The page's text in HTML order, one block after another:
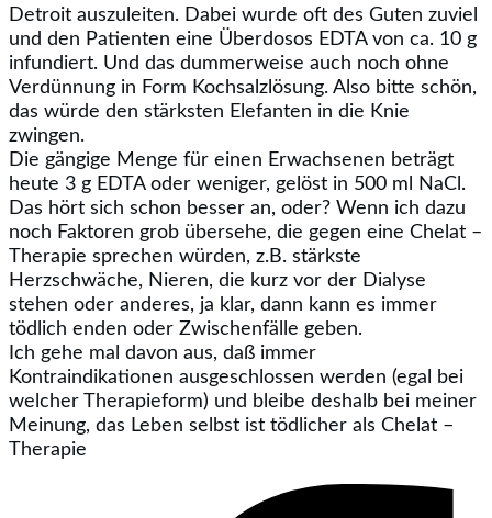
Detroit auszuleiten. Dabei wurde oft des Guten zuviel
und den Patienten eine Überdosos EDTA von ca. 10 g
infundiert. Und das dummerweise auch noch ohne
Verdünnung in Form Kochsalzlösung. Also bitte schön,
das würde den stärksten Elefanten in die Knie
zwingen.
Die gängige Menge für einen Erwachsenen beträgt
heute 3 g EDTA oder weniger, gelöst in 500 ml NaCl.
Das hört sich schon besser an, oder? Wenn ich dazu
noch Faktoren grob übersehe, die gegen eine Chelat –
Therapie sprechen würden, z.B. stärkste
Herzschwäche, Nieren, die kurz vor der Dialyse
stehen oder anderes, ja klar, dann kann es immer
tödlich enden oder Zwischenfälle geben.
Ich gehe mal davon aus, daß immer
Kontraindikationen ausgeschlossen werden (egal bei
welcher Therapieform) und bleibe deshalb bei meiner
Meinung, das Leben selbst ist tödlicher als Chelat –
Therapie